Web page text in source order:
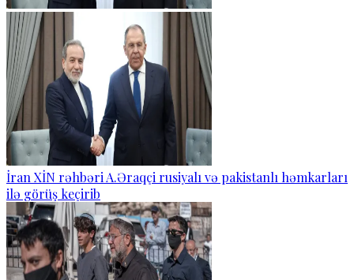
İran XİN rəhbəri A.Əraqçi rusiyalı və pakistanlı həmkarları
ilə görüş keçirib